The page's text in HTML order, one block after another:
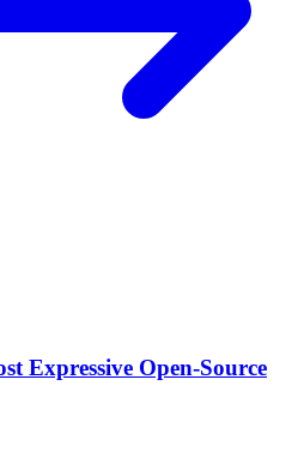
Expressive Open-Source